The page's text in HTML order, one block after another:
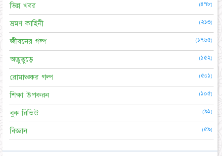
ভিন্ন খবর (৪৭৮)
ভ্রমণ কাহিনী (২১৩)
জীবনের গল্প (১৭৬৫)
অদ্ভুতুড়ে (১৫২)
রোমাঞ্চকর গল্প (৫০১)
শিক্ষা উপকরন (১০৫)
বুক রিভিউ (৯১)
বিজ্ঞান (৫৯)